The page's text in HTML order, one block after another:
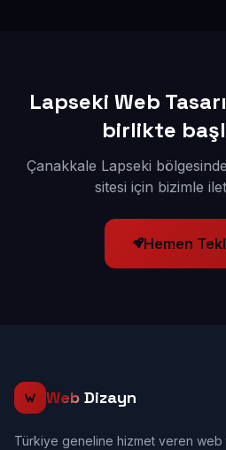
Lapseki Web
birlikte
Çanakkale Lapseki
sitesi için bizimle
Hemen
Web Dizayn
Türkiye geneline hizmet veren web